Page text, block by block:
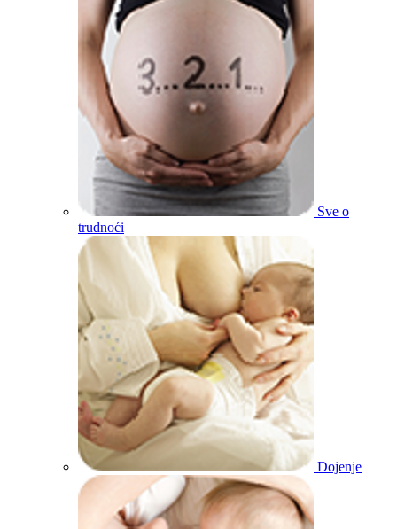
Sve o
trudnoći
Dojenje